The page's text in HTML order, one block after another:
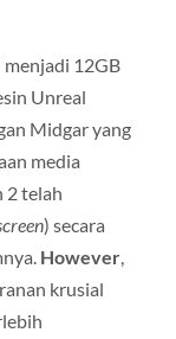
menjadi 12GB
Unreal
Midgar yang
media
2 telah
) secara
However,
krusial